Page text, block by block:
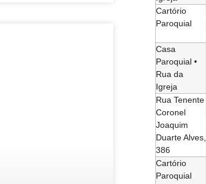
Cartório
Paroquial
Casa
Paroquial •
Rua da
Igreja
Rua Tenente
Coronel
Joaquim
Duarte Alves,
386
Cartório
Paroquial